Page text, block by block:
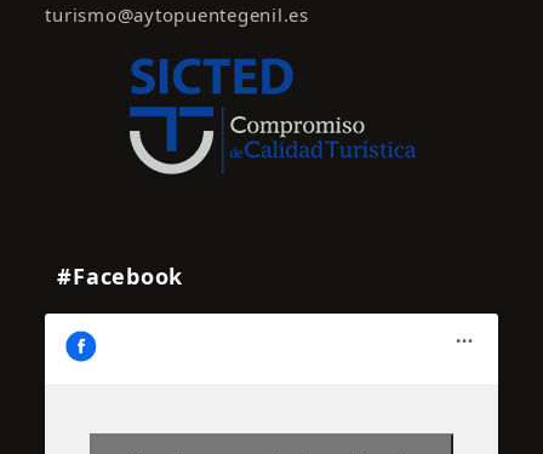
turismo@aytopuentegenil.es
#Facebook